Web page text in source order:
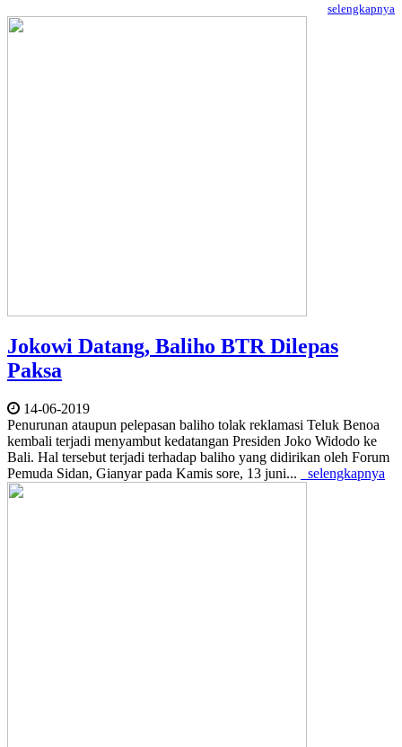
selengkapnya
Jokowi Datang, Baliho BTR Dilepas
Paksa
14-06-2019
Penurunan ataupun pelepasan baliho tolak reklamasi Teluk Benoa
kembali terjadi menyambut kedatangan Presiden Joko Widodo ke
Bali. Hal tersebut terjadi terhadap baliho yang didirikan oleh Forum
Pemuda Sidan, Gianyar pada Kamis sore, 13 juni...
selengkapnya